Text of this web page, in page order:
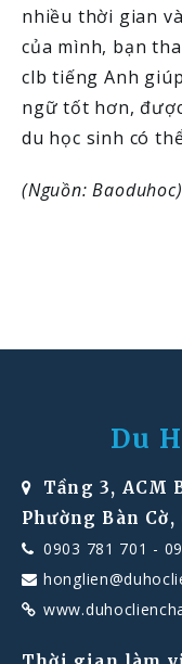
nhiều thời gian
của mình, bạn
clb tiếng Anh
ngữ tốt hơn,
du học sinh có
(Nguồn: Baoduhoc)
Du
Tầng 3, ACM
Phường Bàn Cờ,
0903 781 701 -